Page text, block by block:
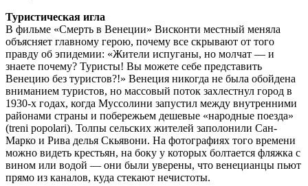
Туристическая игла
В фильме «Смерть в Венеции» Висконти местный меняла
объясняет главному герою, почему все скрывают от того
правду об эпидемии: «Жители испуганы, но молчат — и
знаете почему? Туристы! Вы можете себе представить
Венецию без туристов?!» Венеция никогда не была обойдена
вниманием туристов, но массовый поток захлестнул город в
1930-х годах, когда Муссолини запустил между внутренними
районами страны и побережьем дешевые «народные поезда»
(treni popolari). Толпы сельских жителей заполонили Cан-
Марко и Рива делья Скьявони. На фотографиях того времени
можно видеть крестьян, на боку у которых болтается фляжка с
вином или водой — они были уверены, что венецианцы пьют
прямо из каналов, куда стекают нечистоты.